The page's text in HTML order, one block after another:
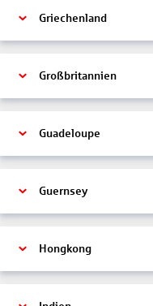
Griechenland
Großbritannien
Guadeloupe
Guernsey
Hongkong